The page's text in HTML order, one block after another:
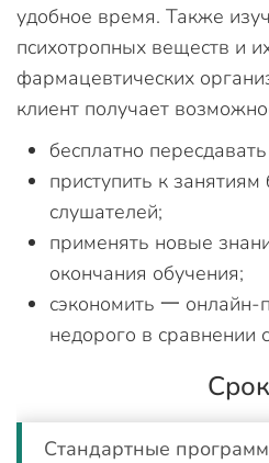
удобное время. Также
психотропных веществ и
фармацевтических
клиент получает
бесплатно
приступить к
слушателей;
применять новые
окончания обучения;
сэкономить 一 онлайн-
недорого в сравнении
Стандартные